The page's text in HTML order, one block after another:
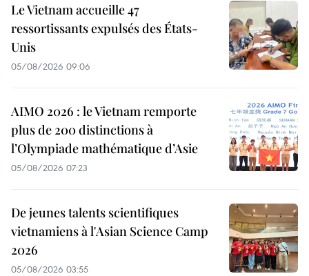
Le Vietnam accueille 47
ressortissants expulsés des États-
Unis
05/08/2026 09:06
AIMO 2026 : le Vietnam remporte
plus de 200 distinctions à
l’Olympiade mathématique d’Asie
05/08/2026 07:23
De jeunes talents scientifiques
vietnamiens à l'Asian Science Camp
2026
05/08/2026 03:55